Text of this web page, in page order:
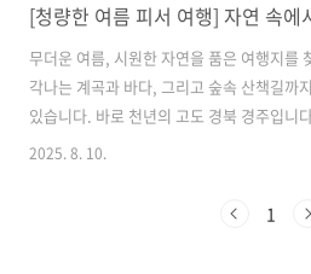
무더운 여름, 시원한 자연을 품은 여행지를
각나는 계곡과 바다, 그리고 숲속 산책길까
있습니다. 바로 천년의 고도 경북 경주입니
간직한 문화유산은 물론, 여름에만 느낄 수
대신 초록빛 숲과 시원한 바닷바람을 맞으
2025. 8. 10.
1